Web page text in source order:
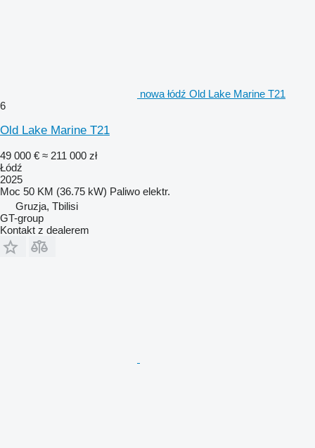
nowa łódź Old Lake Marine T21
6
Old Lake Marine T21
49 000 € ≈ 211 000 zł
Łódź
2025
Moc 50 KM (36.75 kW) Paliwo elektr.
Gruzja, Tbilisi
GT-group
Kontakt z dealerem